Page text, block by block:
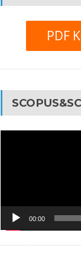
PDF
00:00